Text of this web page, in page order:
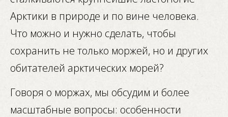
Арктики в природе и по вине человека.
Что можно и нужно сделать, чтобы
сохранить не только моржей, но и других
обитателей арктических морей?
Говоря о моржах, мы обсудим и более
масштабные вопросы: особенности
Нажмите на карточку, чтобы